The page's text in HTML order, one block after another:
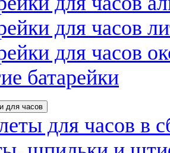
для часов
для часов
батарейки
для часов
для часов в